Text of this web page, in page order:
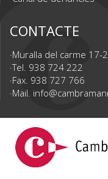
CONTACTE
Muralla del carme 17-
Tel. 938 724 222
Fax. 938 727 766
Mail.